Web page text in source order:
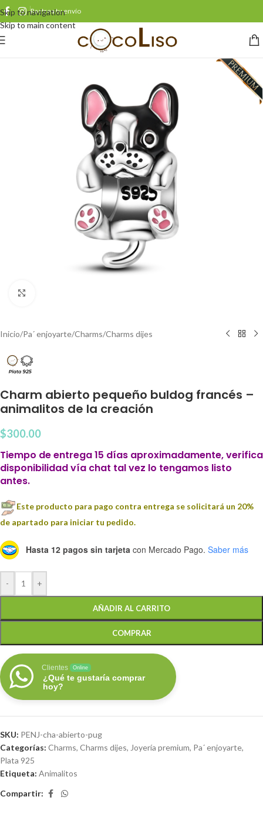
Skip to navigation
Skip to main content
Rastrea tu envío
Inicio/Pa´ enjoyarte/Charms/Charms dijes
Charm abierto pequeño buldog francés –
animalitos de la creación
$300.00
Tiempo de entrega 15 días aproximadamente, verifica
disponibilidad vía chat tal vez lo tengamos listo
antes.
Este producto para pago contra entrega se solicitará un 20%
de apartado para iniciar tu pedido.
Hasta 12 pagos sin tarjeta con Mercado Pago. Saber más
- +
AÑADIR AL CARRITO
COMPRAR
Clientes Online
¿Qué te gustaría comprar
hoy?
SKU: PENJ-cha-abierto-pug
Categorías: Charms, Charms dijes, Joyería premium, Pa´ enjoyarte,
Plata 925
Etiqueta: Animalitos
Compartir: